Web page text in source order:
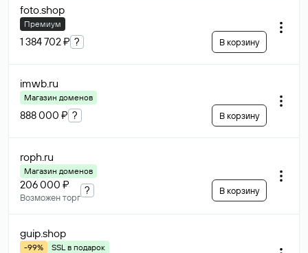
foto.shop
Премиум
1 384 702 ₽ ? В корзину
imwb.ru
Магазин доменов
888 000 ₽ ? В корзину
roph.ru
Магазин доменов
206 000 ₽
Возможен торг
? В корзину
guip.shop
-99%
SSL в подарок